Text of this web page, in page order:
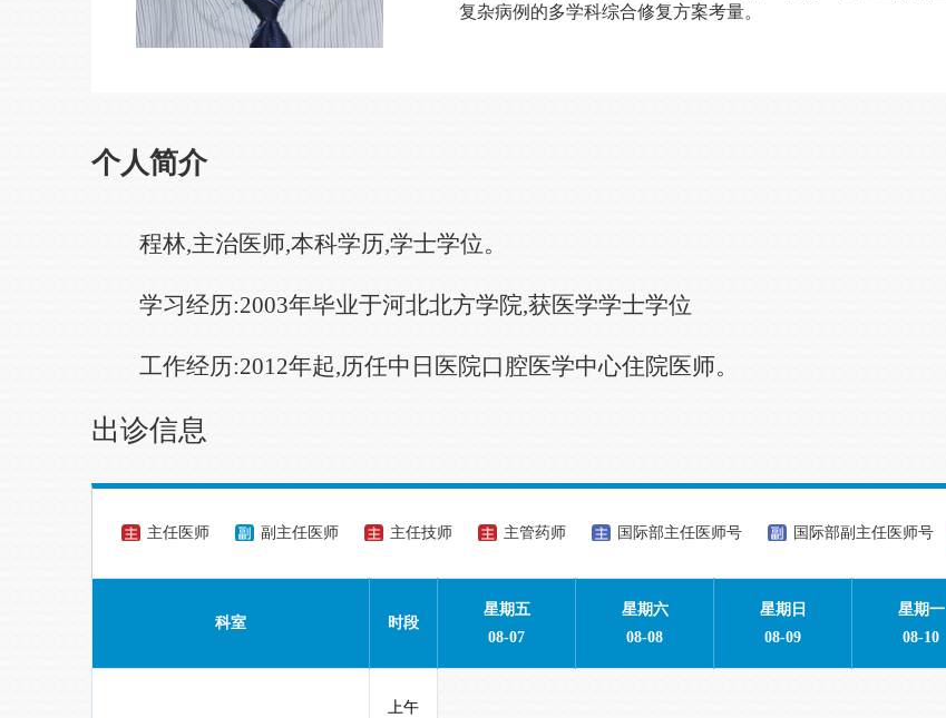
复杂病例的多学科综合修复方案考量。
个人简介
程林,主治医师,本科学历,学士学位。
学习经历:2003年毕业于河北北方学院,获医学学士学位
工作经历:2012年起,历任中日医院口腔医学中心住院医师。
出诊信息
主任医师 副主任医师 主任技师 主管药师 国际部主任医师号 国际部副主任医师号
科室 时段
星期五
08-07
星期六
08-08
星期日
08-09
星期一
08-10
上午